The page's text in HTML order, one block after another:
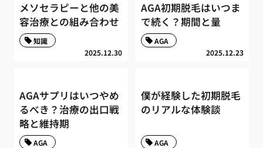
メソセラピーと他の美
容治療との組み合わせ
2025.12.30
知識
AGA初期脱毛はいつま
で続く？期間と量
2025.12.23
AGA
AGAサプリはいつやめ
るべき？治療の出口戦
略と維持期
AGA
僕が経験した初期脱毛
のリアルな体験談
AGA